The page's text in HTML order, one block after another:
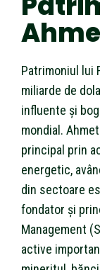
Patrimoniul lui
miliarde de
influente și
mondial.
principal prin
energetic,
din sectoare
fondator și
Management
active